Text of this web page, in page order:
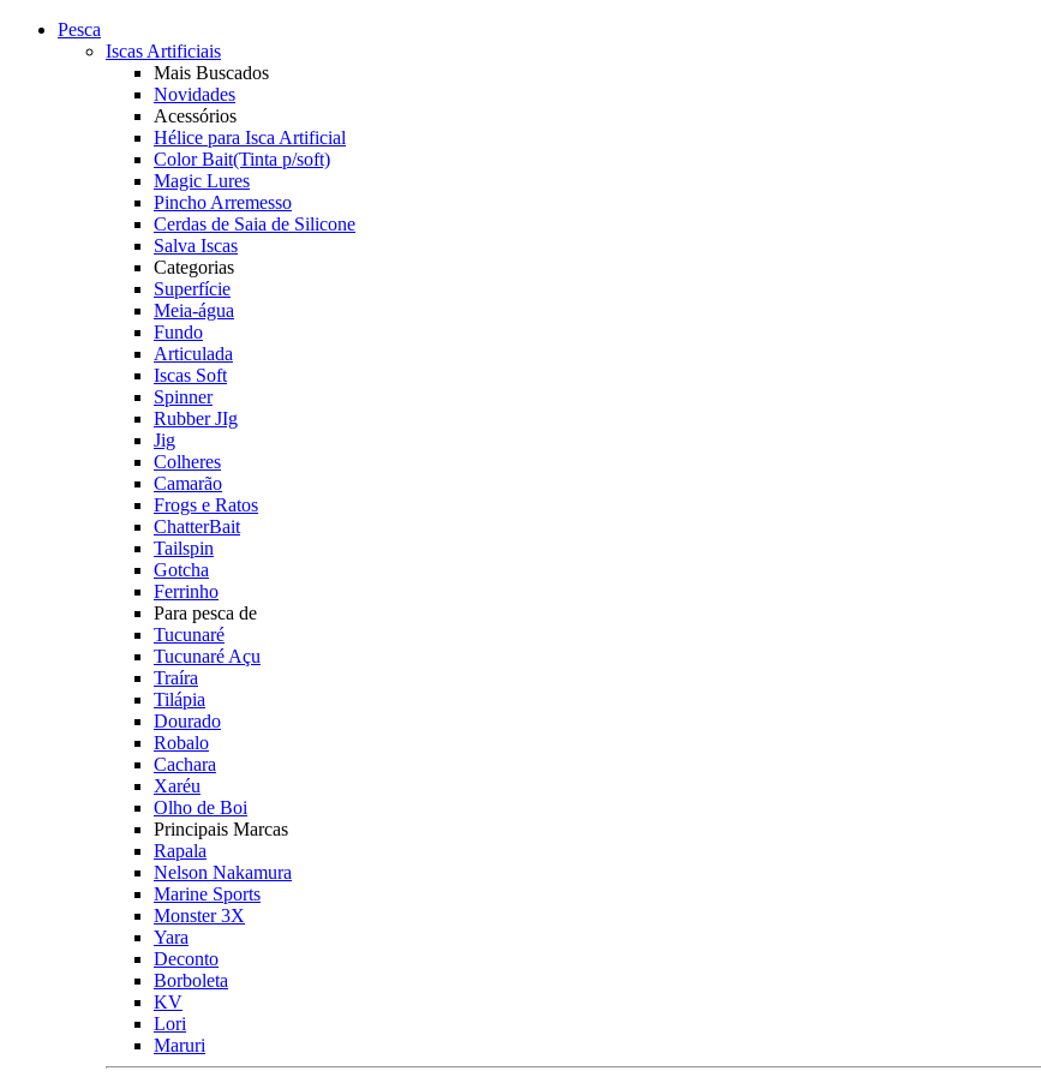
Pesca
Iscas Artificiais
Mais Buscados
Novidades
Acessórios
Hélice para Isca Artificial
Color Bait(Tinta p/soft)
Magic Lures
Pincho Arremesso
Cerdas de Saia de Silicone
Salva Iscas
Categorias
Superfície
Meia-água
Fundo
Articulada
Iscas Soft
Spinner
Rubber JIg
Jig
Colheres
Camarão
Frogs e Ratos
ChatterBait
Tailspin
Gotcha
Ferrinho
Para pesca de
Tucunaré
Tucunaré Açu
Traíra
Tilápia
Dourado
Robalo
Cachara
Xaréu
Olho de Boi
Principais Marcas
Rapala
Nelson Nakamura
Marine Sports
Monster 3X
Yara
Deconto
Borboleta
KV
Lori
Maruri